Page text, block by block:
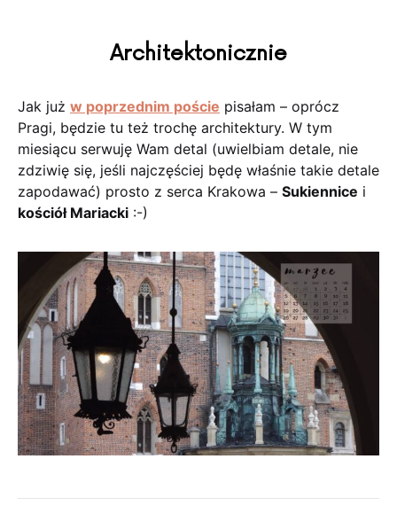
Architektonicznie
Jak już w poprzednim poście pisałam – oprócz
Pragi, będzie tu też trochę architektury. W tym
miesiącu serwuję Wam detal (uwielbiam detale, nie
zdziwię się, jeśli najczęściej będę właśnie takie detale
zapodawać) prosto z serca Krakowa – Sukiennice i
kościół Mariacki :-)